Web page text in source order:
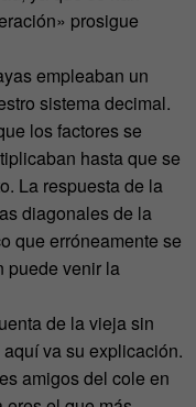
prosigue
empleaban un
sistema decimal.
los factores se
hasta que se
La respuesta de la
diagonales de la
que erróneamente se
puede venir la
de la vieja sin
va su explicación.
amigos del cole en